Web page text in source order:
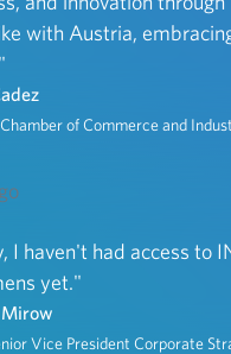
with Austria,
of Commerce and
I haven't had access to
yet."
Vice President Corporate